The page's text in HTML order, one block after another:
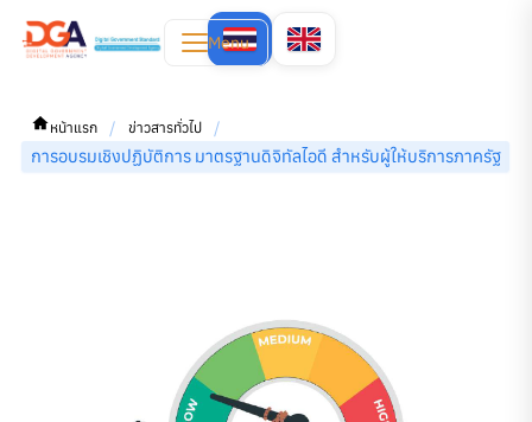
Menu
หน้าแรก / ข่าวสารทั่วไป
/
การอบรมเชิงปฏิบัติการ มาตรฐานดิจิทัลไอดี สำหรับผู้ให้บริการภาครัฐ